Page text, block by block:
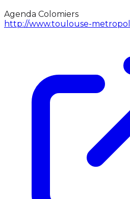
Agenda Colomiers
http://www.toulouse-